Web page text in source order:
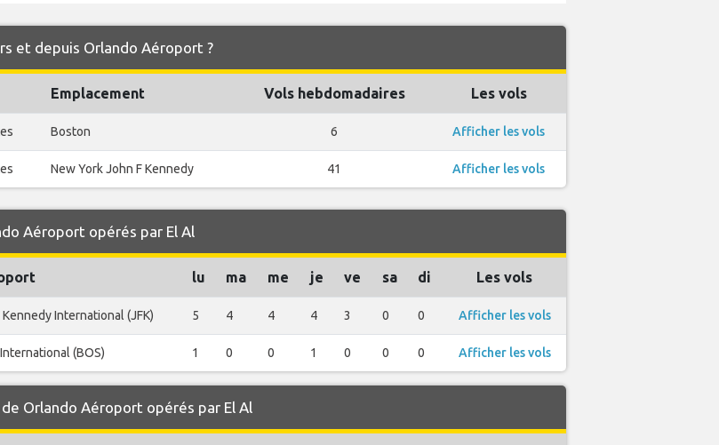
et depuis Orlando Aéroport ?
Emplacement Vols hebdomadaires Les vols
Boston 6 Afficher les vols
New York John F Kennedy 41 Afficher les vols
Aéroport opérés par El Al
lu ma me je ve sa di Les vols
Kennedy International (JFK) 5 4 4 4 3 0 0 Afficher les vols
(BOS) 1 0 0 1 0 0 0 Afficher les vols
Orlando Aéroport opérés par El Al